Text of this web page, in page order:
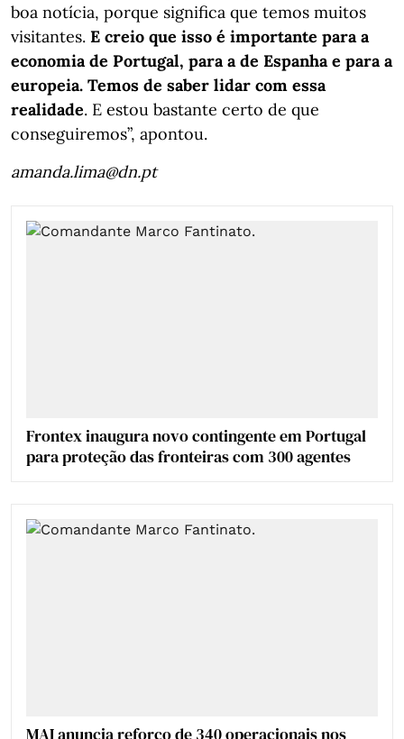
boa notícia, porque significa que temos muitos
visitantes. E creio que isso é importante para a
economia de Portugal, para a de Espanha e para a
europeia. Temos de saber lidar com essa
realidade. E estou bastante certo de que
conseguiremos”, apontou.
amanda.lima@dn.pt
Frontex inaugura novo contingente em Portugal
para proteção das fronteiras com 300 agentes
MAI anuncia reforço de 340 operacionais nos